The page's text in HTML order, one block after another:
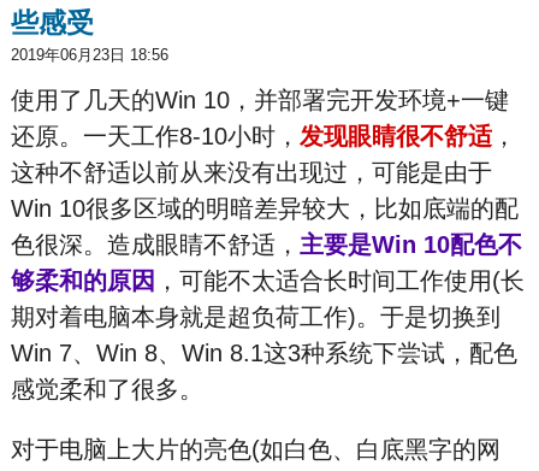
些感受
2019年06月23日 18:56
使用了几天的Win 10，并部署完开发环境+一键
还原。一天工作8-10小时， 发现眼睛很不舒适，
这种不舒适以前从来没有出现过，可能是由于
Win 10很多区域的明暗差异较大，比如底端的配
色很深。造成眼睛不舒适， 主要是Win 10配色不
够柔和的原因 ，可能不太适合长时间工作使用(长
期对着电脑本身就是超负荷工作)。于是切换到
Win 7、Win 8、Win 8.1这3种系统下尝试，配色
感觉柔和了很多。
对于电脑上大片的亮色(如白色、白底黑字的网